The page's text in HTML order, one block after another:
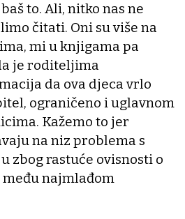
to. Ali, nitko nas ne
čitati. Oni su više na
mi u knjigama pa
je roditeljima
da ova djeca vrlo
ograničeno i uglavnom
Kažemo to jer
na niz problema s
zbog rastuće ovisnosti o
najmlađom